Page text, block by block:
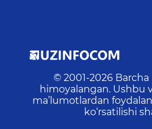
© 2001-2026
himoyalangan. Ushbu
ma’lumotlardan
ko‘rsatilishi